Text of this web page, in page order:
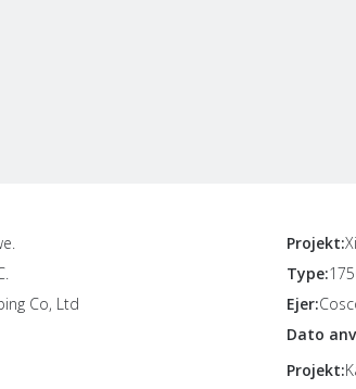
Co, Ltd
Projekt:
Type:
Ejer:
Dato
Projekt: